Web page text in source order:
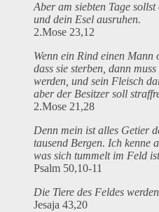
Aber am siebten Tage
und dein Esel ausruhen.
2.Mose 23,12
Wenn ein Rind einen Mann
dass sie sterben, dann
werden, und sein Fleisch
aber der Besitzer soll
2.Mose 21,28
Denn mein ist alles Getier
tausend Bergen. Ich kenne
was sich tummelt im Feld
Psalm 50,10-11
Die Tiere des Feldes
Jesaja 43,20